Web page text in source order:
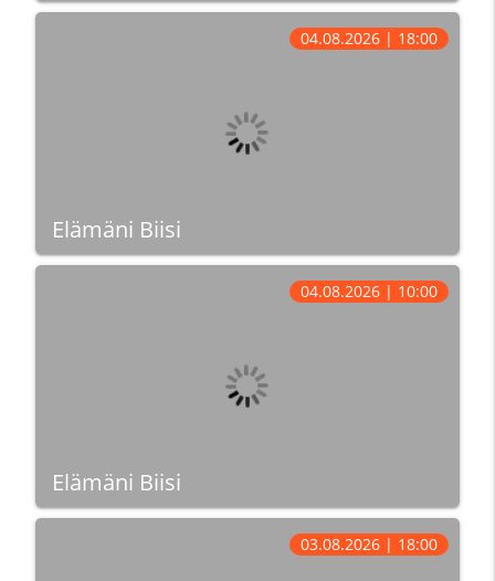
Elämäni Biisi
04.08.2026 | 18:00
Elämäni Biisi
04.08.2026 | 10:00
03.08.2026 | 18:00